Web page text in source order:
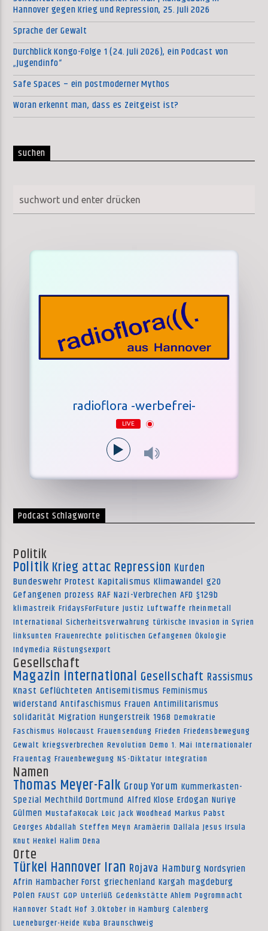
Hannover gegen Krieg und Repression, 25. Juli 2026
Sprache der Gewalt
Durchblick Kongo-Folge 1 (24. Juli 2026), ein Podcast von
„Jugendinfo“
Safe Spaces – ein postmoderner Mythos
Woran erkennt man, dass es Zeitgeist ist?
suchen
radioflora -werbefrei-
LIVE
Podcast Schlagworte
Politik
Politik Krieg attac Repression Kurden
Bundeswehr Protest Kapitalismus Klimawandel g20
Gefangenen prozess RAF Nazi-Verbrechen AFD §129b
klimastreik FridaysForFuture Justiz Luftwaffe rheinmetall
International Sicherheitsverwahrung türkische Invasion in Syrien
linksunten Frauenrechte politischen Gefangenen Ökologie
Indymedia Rüstungsexport
Gesellschaft
Magazin international Gesellschaft Rassismus
Knast Geflüchteten Antisemitismus Feminismus
widerstand Antifaschismus Frauen Antimilitarismus
solidarität Migration Hungerstreik 1968 Demokratie
Faschismus Holocaust Frauensendung Frieden Friedensbewegung
Gewalt kriegsverbrechen Revolution Demo 1. Mai Internationaler
Frauentag Frauenbewegung NS-Diktatur Integration
Namen
Thomas Meyer-Falk Group Yorum Kummerkasten-
Spezial Mechthild Dortmund Alfred Klose Erdogan Nuriye
Gülmen MustafaKocak Loic Jack Woodhead Markus Pabst
Georges Abdallah Steffen Meyn Aramäerin Dallala Jesus Irsula
Knut Henkel Halim Dena
Orte
Türkei Hannover Iran Rojava Hamburg Nordsyrien
Afrin Hambacher Forst griechenland Kargah magdeburg
Polen FAUST GOP Unterlüß Gedenkstätte Ahlem Pogromnacht
Hannover Stadt Hof 3.Oktober in Hamburg Calenberg
Lueneburger-Heide Kuba Braunschweig